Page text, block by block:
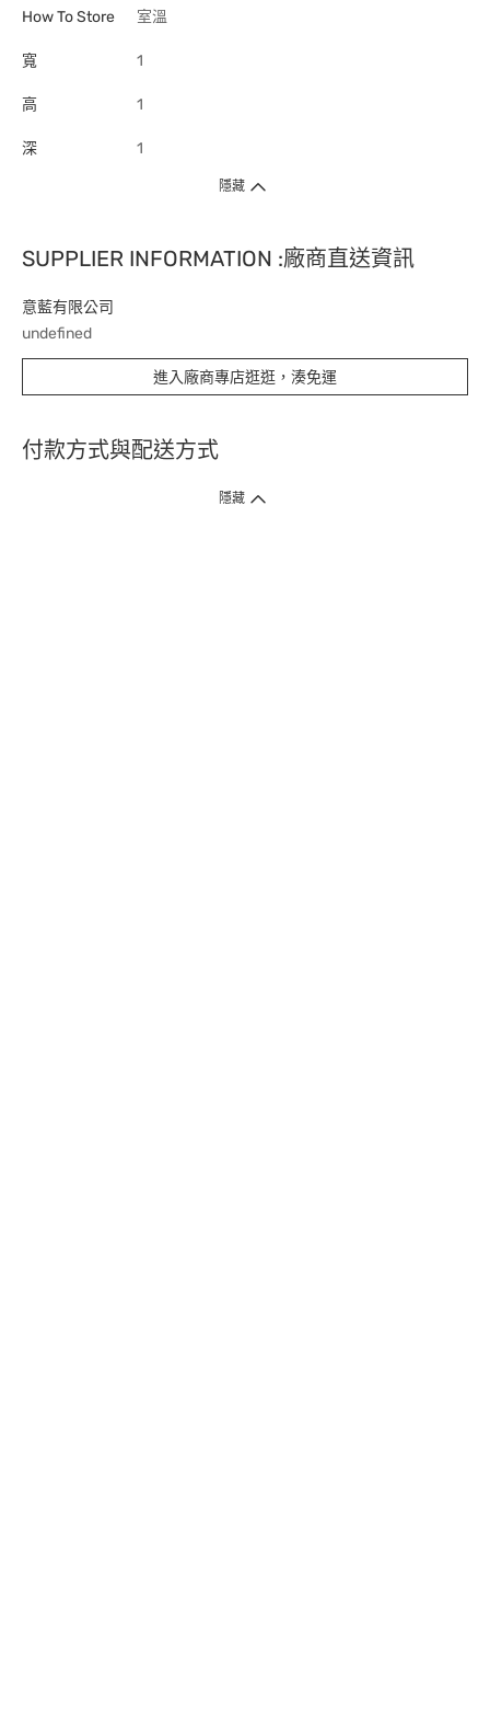
How To Store 室溫
寬 1
高 1
深 1
隱藏
SUPPLIER INFORMATION :廠商直送資訊
意藍有限公司
undefined
進入廠商專店逛逛，湊免運
付款方式與配送方式
隱藏